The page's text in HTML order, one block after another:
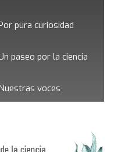
pura curiosidad
paseo por la ciencia
voces
de la